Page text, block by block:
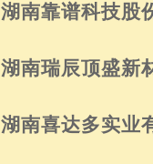
湖南靠谱科技股
湖南瑞辰顶盛新
湖南喜达多实业